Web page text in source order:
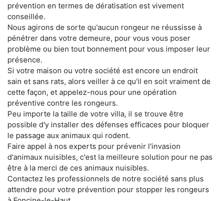
prévention en termes de dératisation est vivement
conseillée.
Nous agirons de sorte qu'aucun rongeur ne réussisse à
pénétrer dans votre demeure, pour vous vous poser
problème ou bien tout bonnement pour vous imposer leur
présence.
Si votre maison ou votre société est encore un endroit
sain et sans rats, alors veiller à ce qu'il en soit vraiment de
cette façon, et appelez-nous pour une opération
préventive contre les rongeurs.
Peu importe la taille de votre villa, il se trouve être
possible d'y installer des défenses efficaces pour bloquer
le passage aux animaux qui rodent.
Faire appel à nos experts pour prévenir l'invasion
d'animaux nuisibles, c'est la meilleure solution pour ne pas
être à la merci de ces animaux nuisibles.
Contactez les professionnels de notre société sans plus
attendre pour votre prévention pour stopper les rongeurs